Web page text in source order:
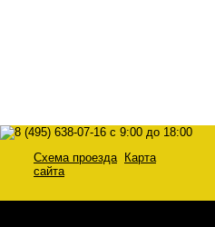
Схема проезда
Карта
сайта